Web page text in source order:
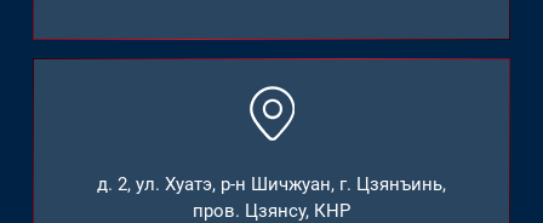
д. 2, ул. Хуатэ, р-н Шичжуан, г. Цзянъинь,
пров. Цзянсу, КНР